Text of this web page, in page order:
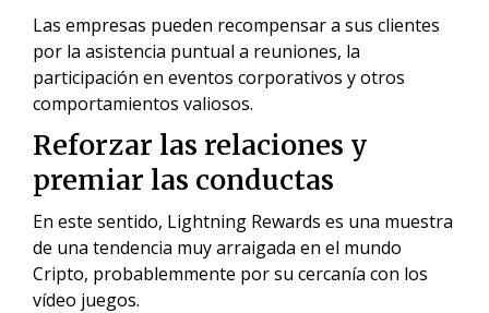
Las empresas pueden recompensar a sus clientes
por la asistencia puntual a reuniones, la
participación en eventos corporativos y otros
comportamientos valiosos.
Reforzar las relaciones y
premiar las conductas
En este sentido, Lightning Rewards es una muestra
de una tendencia muy arraigada en el mundo
Cripto, probablemmente por su cercanía con los
vídeo juegos.